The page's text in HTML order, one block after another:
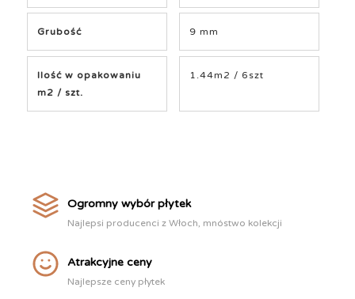
Grubość 9 mm
Ilość w opakowaniu
m2 / szt.
1.44m2 / 6szt
Ogromny wybór płytek
Najlepsi producenci z Włoch, mnóstwo kolekcji
Atrakcyjne ceny
Najlepsze ceny płytek